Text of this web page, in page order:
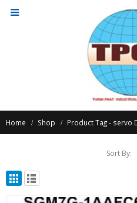
Home Shop Product Tag - servo
Sort By: